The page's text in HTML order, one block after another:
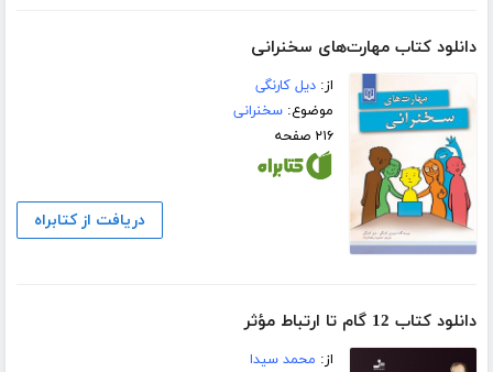
دانلود کتاب مهارت‌های سخنرانی
از:دیل کارنگی
موضوع:سخنرانی
۲۱۶ صفحه
دریافت از کتابراه
دانلود کتاب 12 گام تا ارتباط مؤثر
از: محمد سیدا